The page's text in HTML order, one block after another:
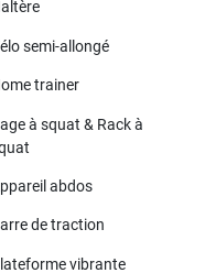
semi-allongé
trainer
à squat & Rack à
abdos
de traction
vibrante